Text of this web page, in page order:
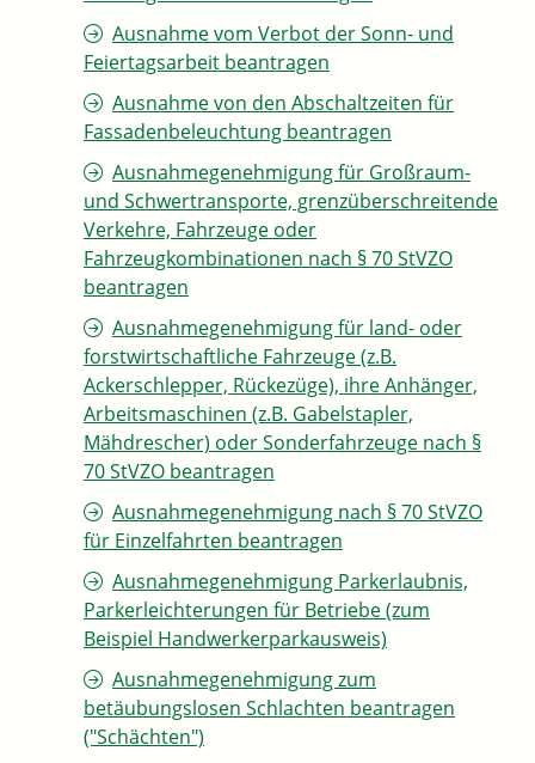
Ausnahme vom Verbot der Sonn- und
Feiertagsarbeit beantragen
Ausnahme von den Abschaltzeiten für
Fassadenbeleuchtung beantragen
Ausnahmegenehmigung für Großraum-
und Schwertransporte, grenzüberschreitende
Verkehre, Fahrzeuge oder
Fahrzeugkombinationen nach § 70 StVZO
beantragen
Ausnahmegenehmigung für land- oder
forstwirtschaftliche Fahrzeuge (z.B.
Ackerschlepper, Rückezüge), ihre Anhänger,
Arbeitsmaschinen (z.B. Gabelstapler,
Mähdrescher) oder Sonderfahrzeuge nach §
70 StVZO beantragen
Ausnahmegenehmigung nach § 70 StVZO
für Einzelfahrten beantragen
Ausnahmegenehmigung Parkerlaubnis,
Parkerleichterungen für Betriebe (zum
Beispiel Handwerkerparkausweis)
Ausnahmegenehmigung zum
betäubungslosen Schlachten beantragen
("Schächten")